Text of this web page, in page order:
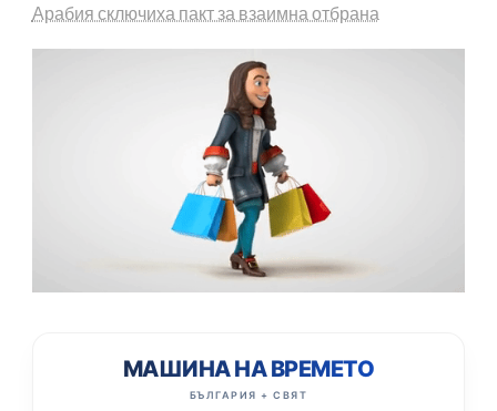
Арабия сключиха пакт за взаимна отбрана
МАШИНА НА ВРЕМЕТО
БЪЛГАРИЯ + СВЯТ